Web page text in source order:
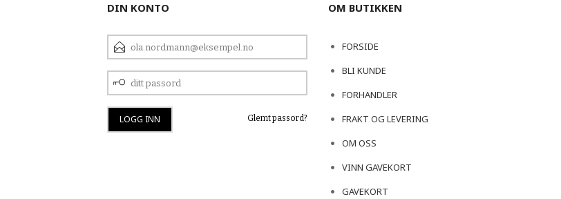
DIN KONTO
E-
POSTADRESSE
DITT
PASSORD
Glemt passord?
OM BUTIKKEN
FORSIDE
BLI KUNDE
FORHANDLER
FRAKT OG LEVERING
OM OSS
VINN GAVEKORT
GAVEKORT